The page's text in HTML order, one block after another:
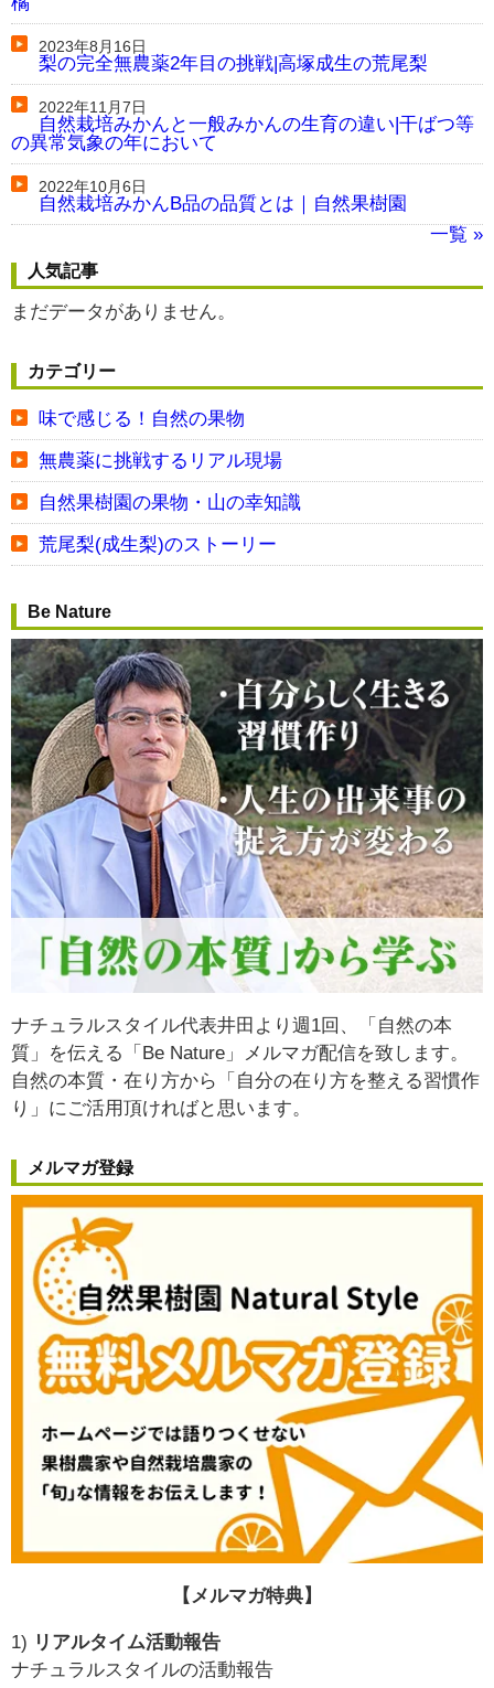
2023年8月16日
梨の完全無農薬2年目の挑戦|高塚成生の荒尾梨
2022年11月7日
自然栽培みかんと一般みかんの生育の違い|干ばつ等
の異常気象の年において
2022年10月6日
自然栽培みかんB品の品質とは｜自然果樹園
一覧 »
人気記事
まだデータがありません。
カテゴリー
味で感じる！自然の果物
無農薬に挑戦するリアル現場
自然果樹園の果物・山の幸知識
荒尾梨(成生梨)のストーリー
Be Nature
ナチュラルスタイル代表井田より週1回、「自然の本
質」を伝える「Be Nature」メルマガ配信を致します。
自然の本質・在り方から
「自分の在り方を整える習慣作
り」 にご活用頂ければと思います。
メルマガ登録
【メルマガ特典】
1) リアルタイム活動報告
ナチュラルスタイルの活動報告